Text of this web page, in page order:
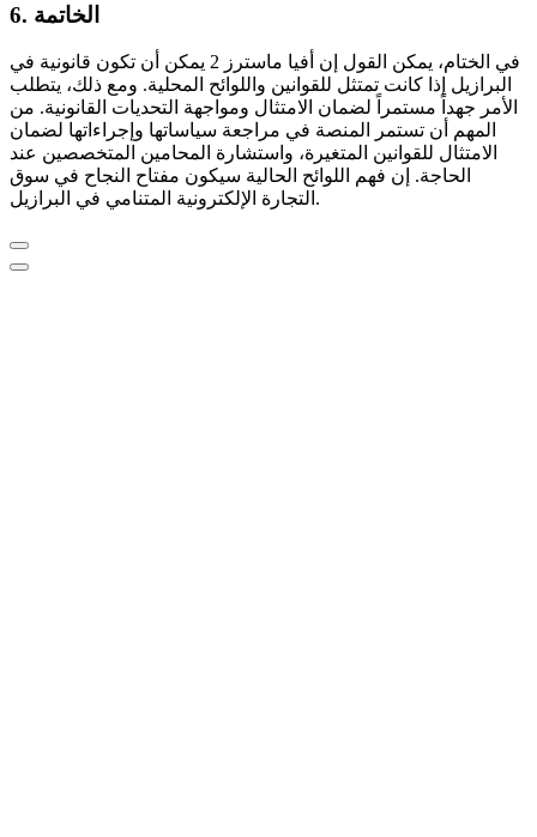
6. الخاتمة
في الختام، يمكن القول إن أفيا ماسترز 2 يمكن أن تكون قانونية في
البرازيل إذا كانت تمتثل للقوانين واللوائح المحلية. ومع ذلك، يتطلب
الأمر جهداً مستمراً لضمان الامتثال ومواجهة التحديات القانونية. من
المهم أن تستمر المنصة في مراجعة سياساتها وإجراءاتها لضمان
الامتثال للقوانين المتغيرة، واستشارة المحامين المتخصصين عند
الحاجة. إن فهم اللوائح الحالية سيكون مفتاح النجاح في سوق
التجارة الإلكترونية المتنامي في البرازيل.